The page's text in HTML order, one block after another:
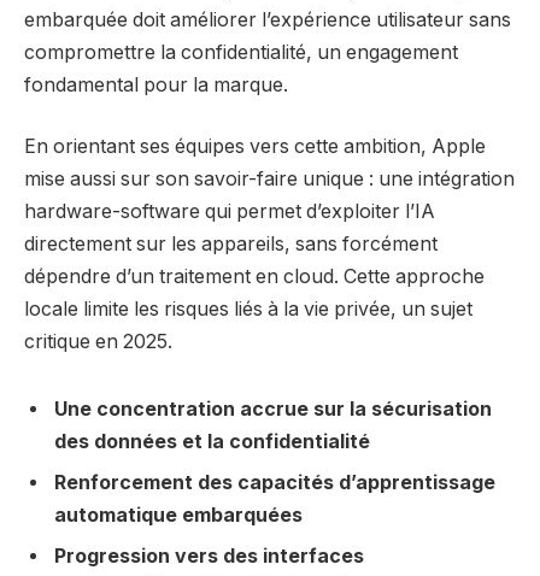
embarquée doit améliorer l’expérience utilisateur sans
compromettre la confidentialité, un engagement
fondamental pour la marque.
En orientant ses équipes vers cette ambition, Apple
mise aussi sur son savoir-faire unique : une intégration
hardware-software qui permet d’exploiter l’IA
directement sur les appareils, sans forcément
dépendre d’un traitement en cloud. Cette approche
locale limite les risques liés à la vie privée, un sujet
critique en 2025.
Une concentration accrue sur la sécurisation
des données et la confidentialité
Renforcement des capacités d’apprentissage
automatique embarquées
Progression vers des interfaces